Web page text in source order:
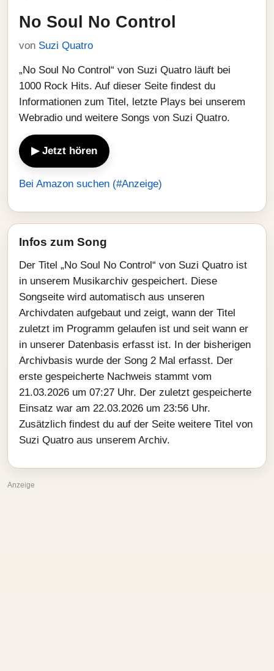
No Soul No Control
von Suzi Quatro
„No Soul No Control“ von Suzi Quatro läuft bei
1000 Rock Hits. Auf dieser Seite findest du
Informationen zum Titel, letzte Plays bei unserem
Webradio und weitere Songs von Suzi Quatro.
▶ Jetzt hören
Bei Amazon suchen (#Anzeige)
Infos zum Song
Der Titel „No Soul No Control“ von Suzi Quatro ist
in unserem Musikarchiv gespeichert. Diese
Songseite wird automatisch aus unseren
Archivdaten aufgebaut und zeigt, wann der Titel
zuletzt im Programm gelaufen ist und seit wann er
in unserer Datenbasis erfasst ist. In der bisherigen
Archivbasis wurde der Song 2 Mal erfasst. Der
erste gespeicherte Nachweis stammt vom
21.03.2026 um 07:27 Uhr. Der zuletzt gespeicherte
Einsatz war am 22.03.2026 um 23:56 Uhr.
Zusätzlich findest du auf der Seite weitere Titel von
Suzi Quatro aus unserem Archiv.
Anzeige